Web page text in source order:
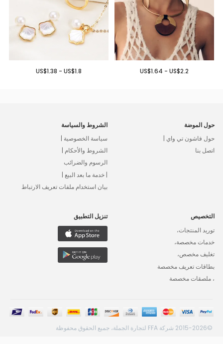
US$1.64 - US$2.2
US$1.38 - US$1.8
حول الموضة
حول فاشون تي واي |
اتصل بنا
الشروط والسياسة
سياسة الخصوصية |
الشروط والأحكام |
الرسوم والضرائب
| خدمة ما بعد البيع |
بيان استخدام ملفات تعريف الارتباط
التخصيص
توريد المنتجات،
خدمات مخصصة،
تغليف مخصص،
بطاقات تعريف مخصصة
، ملصقات مخصصة
تنزيل التطبيق
©2015-2026 شركة FFA لتجارة الجملة، جميع الحقوق محفوظة